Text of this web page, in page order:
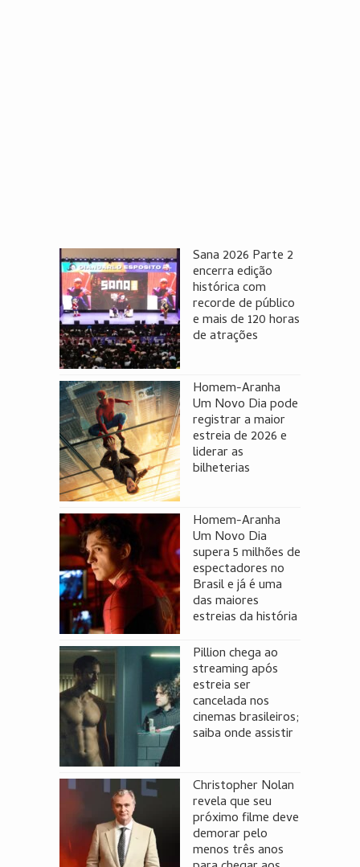
Sana 2026 Parte 2
encerra edição
histórica com
recorde de público
e mais de 120 horas
de atrações
Homem-Aranha
Um Novo Dia pode
registrar a maior
estreia de 2026 e
liderar as
bilheterias
Homem-Aranha
Um Novo Dia
supera 5 milhões de
espectadores no
Brasil e já é uma
das maiores
estreias da história
Pillion chega ao
streaming após
estreia ser
cancelada nos
cinemas brasileiros;
saiba onde assistir
Christopher Nolan
revela que seu
próximo filme deve
demorar pelo
menos três anos